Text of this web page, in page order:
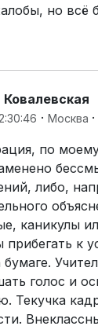
но всё
· Москва ·
по
либо,
каникулы
к
голос и
Текучка